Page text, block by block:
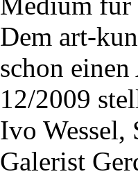
Dem art-
schon
12/2009
Ivo Wessel,
Galerist